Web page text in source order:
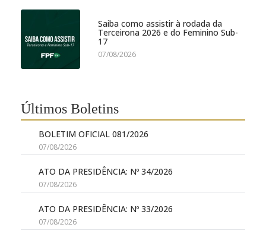
Saiba como assistir à rodada da
Terceirona 2026 e do Feminino Sub-
17
07/08/2026
Últimos Boletins
BOLETIM OFICIAL 081/2026
07/08/2026
ATO DA PRESIDÊNCIA: Nº 34/2026
07/08/2026
ATO DA PRESIDÊNCIA: Nº 33/2026
07/08/2026